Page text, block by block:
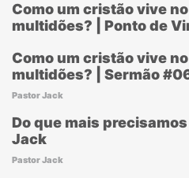
Como um cristão vive
multidões? | Ponto de
Como um cristão vive
multidões? | Sermão
Pastor Jack
Do que mais
Jack
Pastor Jack